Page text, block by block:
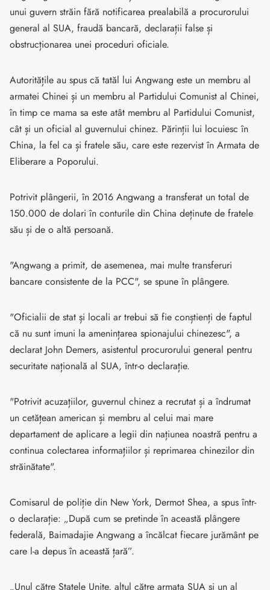
unui guvern străin fără notificarea prealabilă a procurorului
general al SUA, fraudă bancară, declarații false și
obstrucționarea unei proceduri oficiale.
Autoritățile au spus că tatăl lui Angwang este un membru al
armatei Chinei și un membru al Partidului Comunist al Chinei,
în timp ce mama sa este atât membru al Partidului Comunist,
cât și un oficial al guvernului chinez. Părinții lui locuiesc în
China, la fel ca și fratele său, care este rezervist în Armata de
Eliberare a Poporului.
Potrivit plângerii, în 2016 Angwang a transferat un total de
150.000 de dolari în conturile din China deținute de fratele
său și de o altă persoană.
"Angwang a primit, de asemenea, mai multe transferuri
bancare consistente de la PCC", se spune în plângere.
"Oficialii de stat și locali ar trebui să fie conștienți de faptul
că nu sunt imuni la amenințarea spionajului chinezesc", a
declarat John Demers, asistentul procurorului general pentru
securitate națională al SUA, într-o declarație.
"Potrivit acuzațiilor, guvernul chinez a recrutat și a îndrumat
un cetățean american și membru al celui mai mare
departament de aplicare a legii din națiunea noastră pentru a
continua colectarea informațiilor și reprimarea chinezilor din
străinătate".
Comisarul de poliție din New York, Dermot Shea, a spus într-
o declarație: „După cum se pretinde în această plângere
federală, Baimadajie Angwang a încălcat fiecare jurământ pe
care l-a depus în această țară”.
„Unul către Statele Unite, altul către armata SUA și un al